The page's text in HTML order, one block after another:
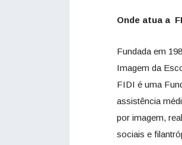
Onde atua a
Fundada em
Imagem da
FIDI é uma
assistência
por imagem,
sociais e